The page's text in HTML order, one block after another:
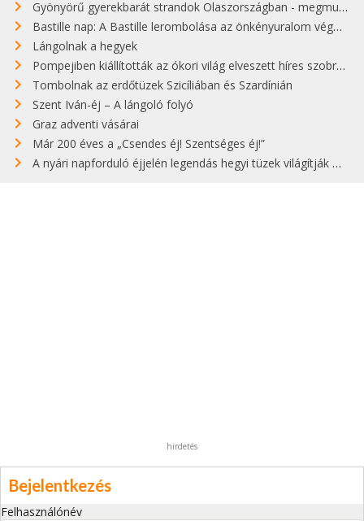
Gyönyörű gyerekbarát strandok Olaszországban - megmutatjuk a 15 legjobbat
Bastille nap: A Bastille lerombolása az önkényuralom végét jelentette
Lángolnak a hegyek
Pompejiben kiállították az ókori világ elveszett híres szobrának másolatát
Tombolnak az erdőtüzek Szicíliában és Szardínián
Szent Iván-éj – A lángoló folyó
Graz adventi vásárai
Már 200 éves a „Csendes éj! Szentséges éj!”
A nyári napforduló éjjelén legendás hegyi tüzek világítják meg Zugspitzét
hirdetés
Bejelentkezés
Felhasználónév